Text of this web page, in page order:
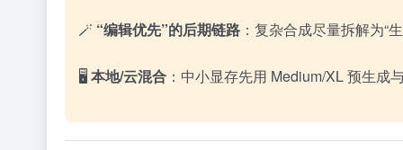
🪄 “编辑优先”的后期链路 ：复杂合成尽量拆解为
🖥️本地/云混合 ：中小显存先用 Medium/XL 预生